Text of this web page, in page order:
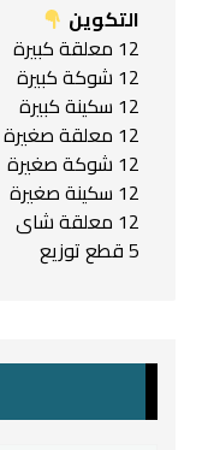
التكوين
12 معلقة كبيرة
12 شوكة كبيرة
12 سكينة كبيرة
12 معلقة صغيرة
12 شوكة صغيرة
12 سكينة صغيرة
12 معلقة شاى
5 قطع توزيع